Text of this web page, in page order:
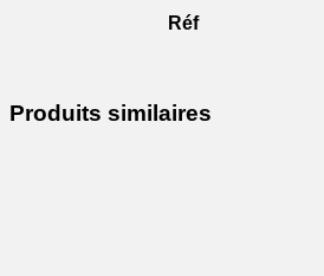
Réf
Produits similaires